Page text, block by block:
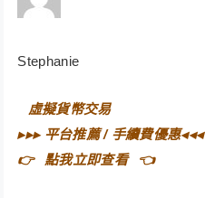
Stephanie
虛擬貨幣交易⠀
▸▸▸ 平台推薦 / 手續費優惠◂◂◂
👉⠀ 點我立即查看⠀👈